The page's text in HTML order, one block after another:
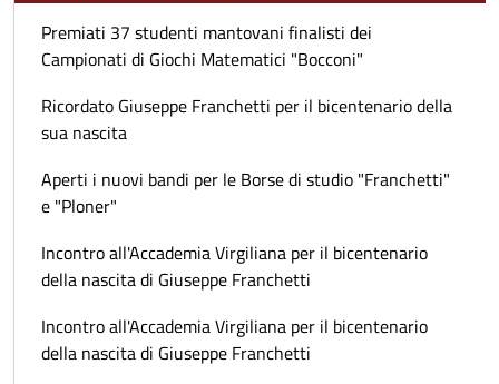
Premiati 37 studenti mantovani finalisti dei
Campionati di Giochi Matematici "Bocconi"
Ricordato Giuseppe Franchetti per il bicentenario della
sua nascita
Aperti i nuovi bandi per le Borse di studio "Franchetti"
e "Ploner"
Incontro all'Accademia Virgiliana per il bicentenario
della nascita di Giuseppe Franchetti
Incontro all'Accademia Virgiliana per il bicentenario
della nascita di Giuseppe Franchetti